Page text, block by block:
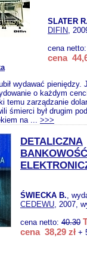
SLATER
DIFIN,
cena
cena
wydawać pieniędzy.
o każdym
temu zarządzanie
śmierci był drugim
na ... >>>
DETALICZNA
BANKOWOŚĆ
ŚWIECKA B.,
CEDEWU, 2007,
cena netto: 40.30
cena 38,29 zł +